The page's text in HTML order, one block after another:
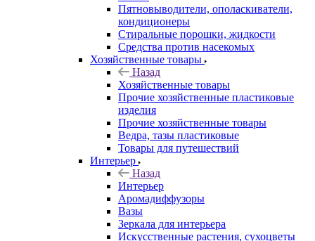
Пятновыводители, ополаскиватели,
кондиционеры
Стиральные порошки, жидкости
Средства против насекомых
Хозяйственные товары
Назад
Хозяйственные товары
Прочие хозяйственные пластиковые
изделия
Прочие хозяйственные товары
Ведра, тазы пластиковые
Товары для путешествий
Интерьер
Назад
Интерьер
Аромадиффузоры
Вазы
Зеркала для интерьера
Искусственные растения, сухоцветы